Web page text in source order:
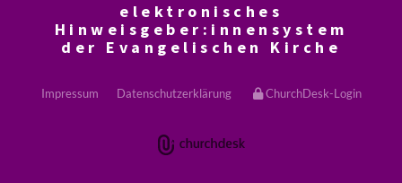
elektronisches
Hinweisgeber:innensystem
der Evangelischen Kirche
Impressum Datenschutzerklärung ChurchDesk-Login